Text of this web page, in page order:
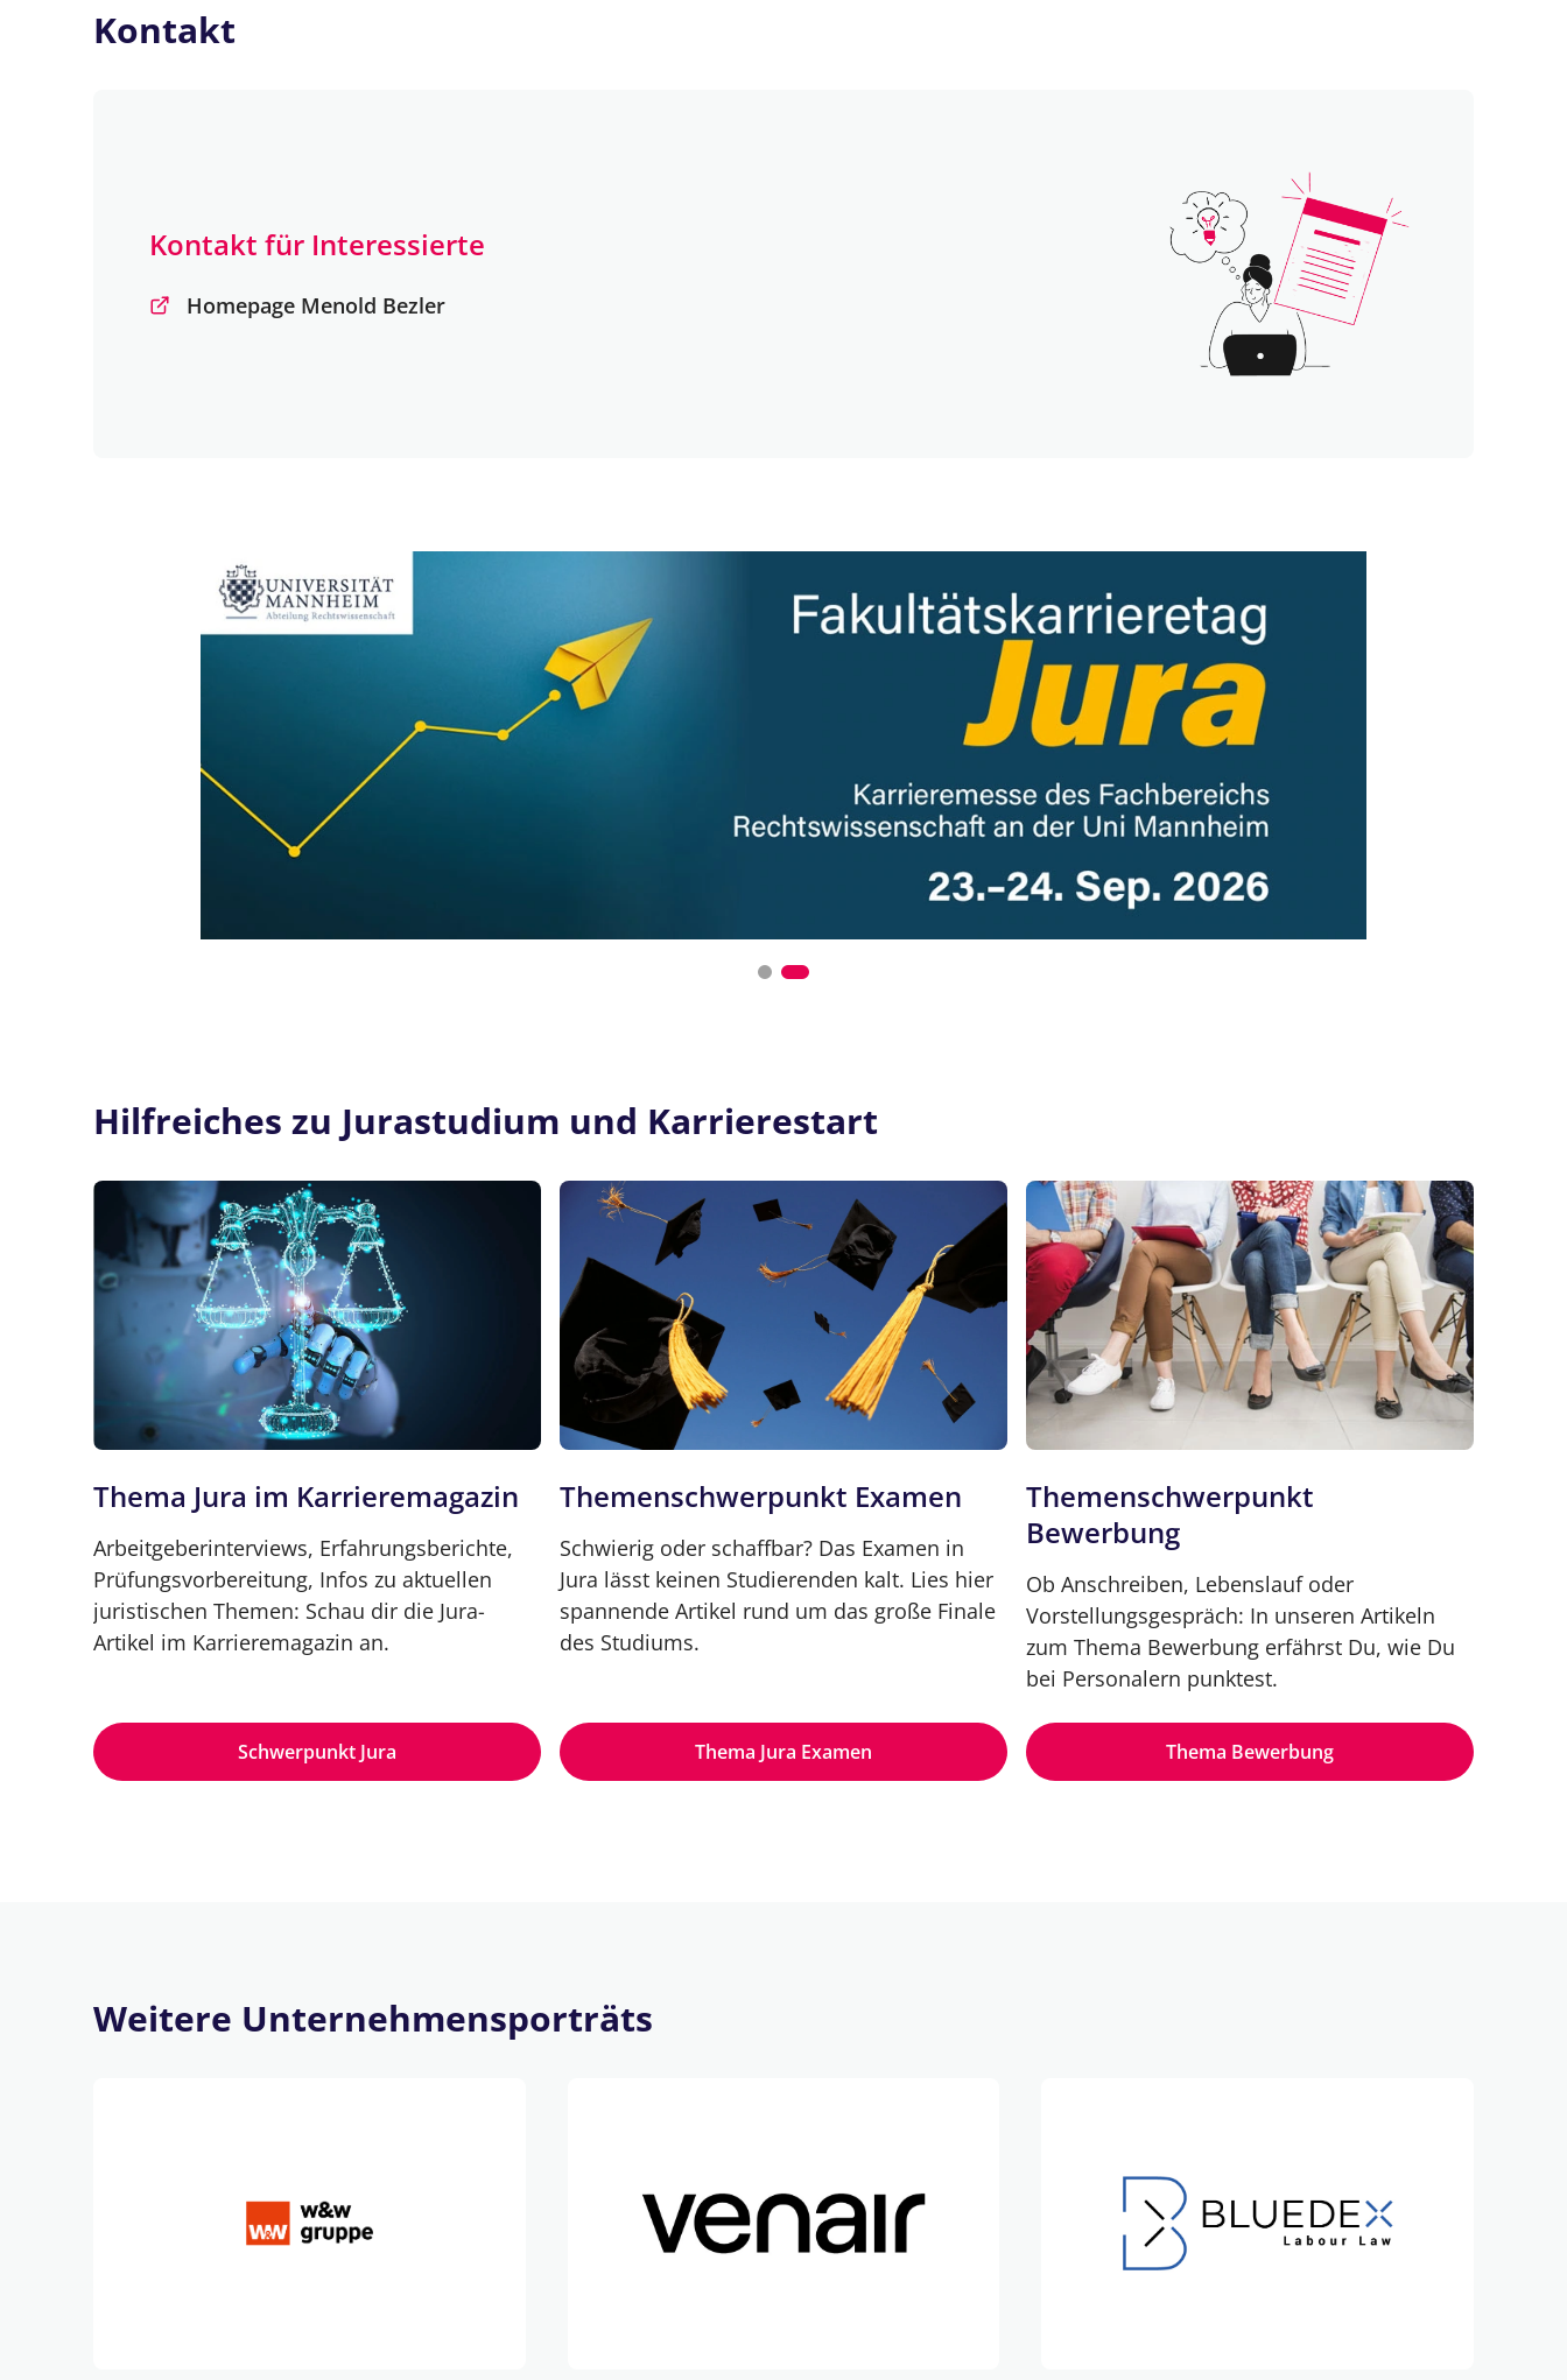
Kontakt
Kontakt für Interessierte
Homepage Menold Bezler
Hilfreiches zu Jurastudium und Karrierestart
Thema Jura im Karrieremagazin
Arbeitgeberinterviews, Erfahrungsberichte,
Prüfungsvorbereitung, Infos zu aktuellen
juristischen Themen: Schau dir die Jura-
Artikel im Karrieremagazin an.
Schwerpunkt Jura
Themenschwerpunkt Examen
Schwierig oder schaffbar? Das Examen in
Jura lässt keinen Studierenden kalt. Lies hier
spannende Artikel rund um das große Finale
des Studiums.
Thema Jura Examen
Themenschwerpunkt
Bewerbung
Ob Anschreiben, Lebenslauf oder
Vorstellungsgespräch: In unseren Artikeln
zum Thema Bewerbung erfährst Du, wie Du
bei Personalern punktest.
Thema Bewerbung
Weitere Unternehmensporträts